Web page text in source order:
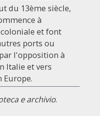
du 13ème siècle,
à
et font
ports ou
l'opposition à
Italie et vers
e archivio.